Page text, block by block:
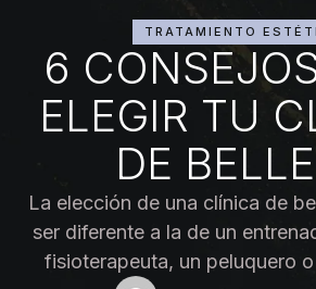
TRATAMIENTO
6
ELEGIR TU
DE
La elección de una clínica de
ser diferente a la de un
fisioterapeuta, un peluquero